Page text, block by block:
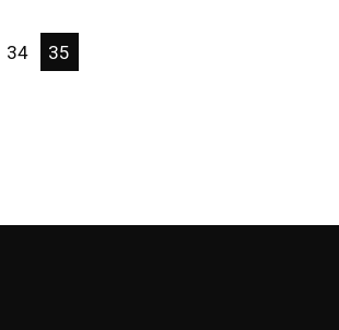
34 35